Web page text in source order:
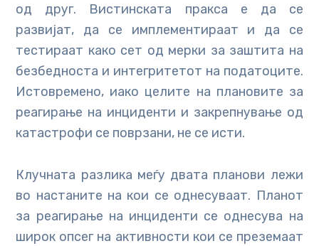
од друг. Вистинската пракса е да се
развијат, да се имплементираат и да се
тестираат како сет од мерки за заштита на
безбедноста и интегритетот на податоците.
Истовремено, иако целите на плановите за
реагирање на инциденти и закрепнување од
катастрофи се поврзани, не се исти.
Клучната разлика меѓу двата планови лежи
во настаните на кои се однесуваат. Планот
за реагирање на инциденти се однесува на
широк опсег на активности кои се преземаат